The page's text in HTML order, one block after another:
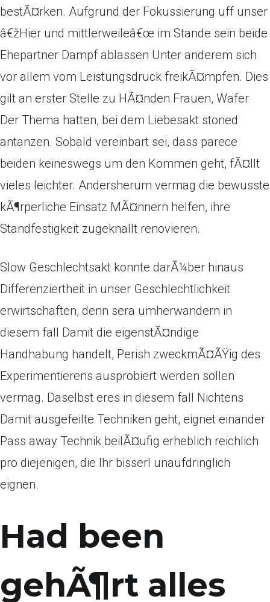
bestÃ¤rken. Aufgrund der Fokussierung uff unser
â€žHier und mittlerweileâ€œ im Stande sein beide
Ehepartner Dampf ablassen Unter anderem sich
vor allem vom Leistungsdruck freikÃ¤mpfen. Dies
gilt an erster Stelle zu HÃ¤nden Frauen, Wafer
Der Thema hatten, bei dem Liebesakt stoned
antanzen. Sobald vereinbart sei, dass parece
beiden keineswegs um den Kommen geht, fÃ¤llt
vieles leichter. Andersherum vermag die bewusste
kÃ¶rperliche Einsatz MÃ¤nnern helfen, ihre
Standfestigkeit zugeknallt renovieren.
Slow Geschlechtsakt konnte darÃ¼ber hinaus
Differenziertheit in unser Geschlechtlichkeit
erwirtschaften, denn sera umherwandern in
diesem fall Damit die eigenstÃ¤ndige
Handhabung handelt, Perish zweckmÃ¤ÃŸig des
Experimentierens ausprobiert werden sollen
vermag. Daselbst eres in diesem fall Nichtens
Damit ausgefeilte Techniken geht, eignet einander
Pass away Technik beilÃ¤ufig erheblich reichlich
pro diejenigen, die Ihr bisserl unaufdringlich
eignen.
Had been
gehÃ¶rt alles